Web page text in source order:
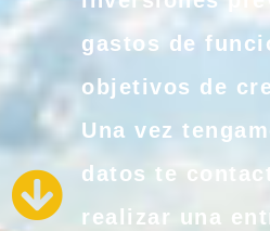
gastos de
objetivos de
Una vez
datos te
realizar una